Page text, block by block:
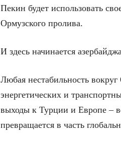
Пекин будет использовать
Ормузского пролива.
И здесь начинается
Любая нестабильность
энергетических и
выходы к Турции и Европе –
превращается в часть